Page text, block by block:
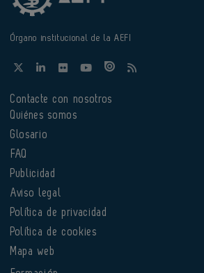
Órgano institucional de la AEFI
Contacte con nosotros
Quiénes somos
Glosario
FAQ
Publicidad
Aviso legal
Política de privacidad
Política de cookies
Mapa web